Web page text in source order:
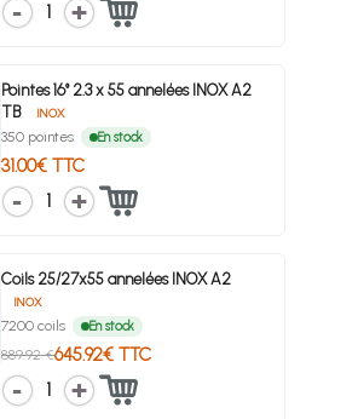
1
Pointes 16° 2.3 x 55 annelées INOX A2
TB
INOX
350 pointes En stock
31.00€ TTC
1
Coils 25/27x55 annelées INOX A2
INOX
7200 coils En stock
889.92 €645.92€ TTC
1